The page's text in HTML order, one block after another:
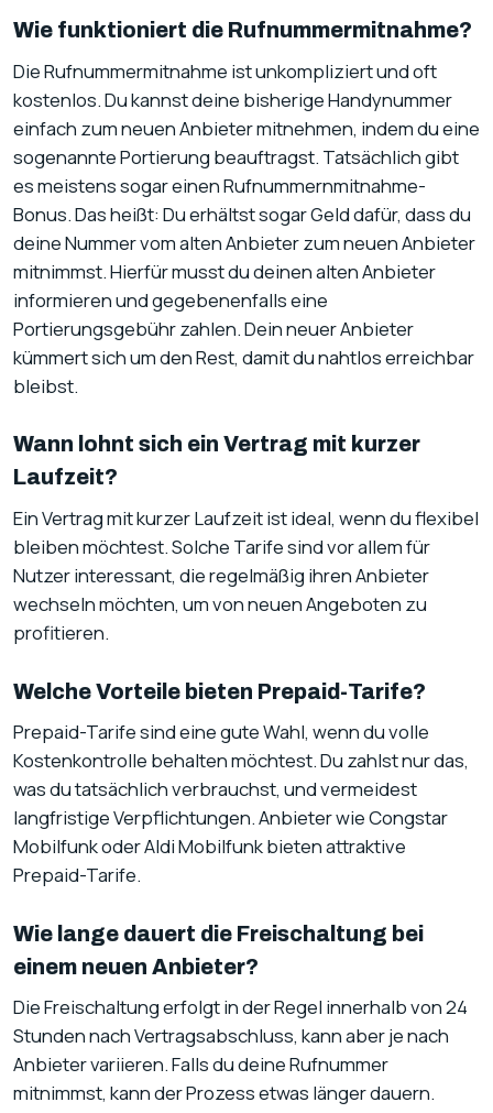
Wie funktioniert die Rufnummermitnahme?
Die Rufnummermitnahme ist unkompliziert und oft
kostenlos. Du kannst deine bisherige Handynummer
einfach zum neuen Anbieter mitnehmen, indem du eine
sogenannte Portierung beauftragst. Tatsächlich gibt
es meistens sogar einen Rufnummernmitnahme-
Bonus. Das heißt: Du erhältst sogar Geld dafür, dass du
deine Nummer vom alten Anbieter zum neuen Anbieter
mitnimmst. Hierfür musst du deinen alten Anbieter
informieren und gegebenenfalls eine
Portierungsgebühr zahlen. Dein neuer Anbieter
kümmert sich um den Rest, damit du nahtlos erreichbar
bleibst.
Wann lohnt sich ein Vertrag mit kurzer
Laufzeit?
Ein Vertrag mit kurzer Laufzeit ist ideal, wenn du flexibel
bleiben möchtest. Solche Tarife sind vor allem für
Nutzer interessant, die regelmäßig ihren Anbieter
wechseln möchten, um von neuen Angeboten zu
profitieren.
Welche Vorteile bieten Prepaid-Tarife?
Prepaid-Tarife sind eine gute Wahl, wenn du volle
Kostenkontrolle behalten möchtest. Du zahlst nur das,
was du tatsächlich verbrauchst, und vermeidest
langfristige Verpflichtungen. Anbieter wie Congstar
Mobilfunk oder Aldi Mobilfunk bieten attraktive
Prepaid-Tarife.
Wie lange dauert die Freischaltung bei
einem neuen Anbieter?
Die Freischaltung erfolgt in der Regel innerhalb von 24
Stunden nach Vertragsabschluss, kann aber je nach
Anbieter variieren. Falls du deine Rufnummer
mitnimmst, kann der Prozess etwas länger dauern.